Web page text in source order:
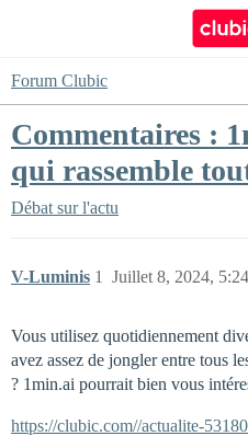
Forum Clubic
Commentaires :
qui rassemble
Débat sur l'actu
V-Luminis Juillet 8, 2024, 5:24
1
Vous utilisez quotidiennement
avez assez de jongler entre tous
? 1min.ai pourrait bien vous
https://clubic.com//actualite-